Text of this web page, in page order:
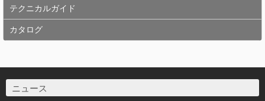
テクニカルガイド
カタログ
ニュース